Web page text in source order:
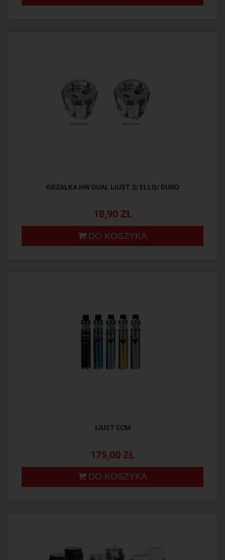
GRZAŁKA HW DUAL IJUST 3/ ELLO/ DURO
18,90 ZŁ
DO KOSZYKA
IJUST ECM
175,00 ZŁ
DO KOSZYKA